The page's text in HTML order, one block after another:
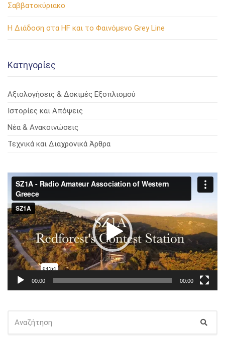
Σαββατοκύριακο
Η Διάδοση στα HF και το Φαινόμενο Grey Line
Kατηγορίες
Αξιολογήσεις & Δοκιμές Εξοπλισμού
Ιστορίες και Απόψεις
Νέα & Ανακοινώσεις
Τεχνικά και Διαχρονικά Άρθρα
Πρόγραμμα
Αναπαραγωγής
Βίντεο
00:00 00:00
ΓΙΑ: